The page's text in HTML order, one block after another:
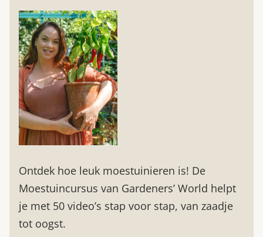
Ontdek hoe leuk moestuinieren is! De
Moestuincursus van Gardeners’ World helpt
je met 50 video’s stap voor stap, van zaadje
tot oogst.